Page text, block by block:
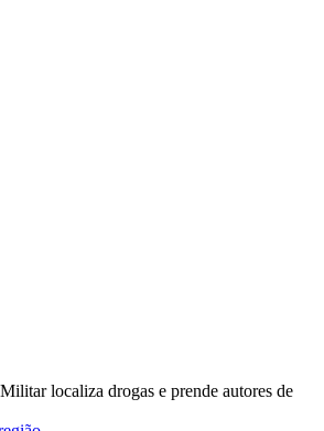
localiza drogas e prende autores de